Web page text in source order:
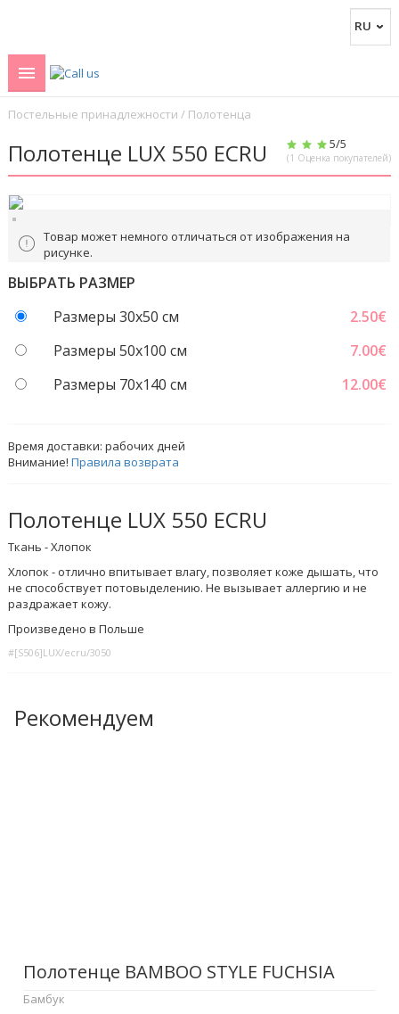
Постельные принадлежности / Полотенца
Полотенце LUX 550 ECRU 5/5
(1 Оценка покупателей)
Товар может немного отличаться от изображения на
рисунке.
ВЫБРАТЬ РАЗМЕР
Размеры 30x50 см
2.50€
Размеры 50x100 см
7.00€
Размеры 70х140 см
12.00€
Время доставки:рабочих дней
Внимание!Правила возврата
Полотенце LUX 550 ECRU
Ткань - Хлопок
Хлопок - отлично впитывает влагу, позволяет коже дышать, что
не способствует потовыделению. Не вызывает аллергию и не
раздражает кожу.
Произведено в Польше
#[S506]LUX/ecru/3050
Рекомендуем
Полотенце BAMBOO STYLE FUCHSIA
Бамбук